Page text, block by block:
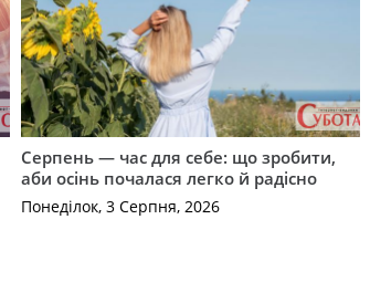
Серпень — час для себе: що зробити,
аби осінь почалася легко й радісно
Понеділок, 3 Серпня, 2026